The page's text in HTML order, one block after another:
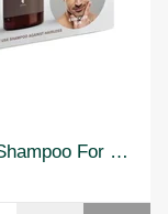
Dermoskin Biotin Shampoo For Men 200ml 3 Al 2 Öde